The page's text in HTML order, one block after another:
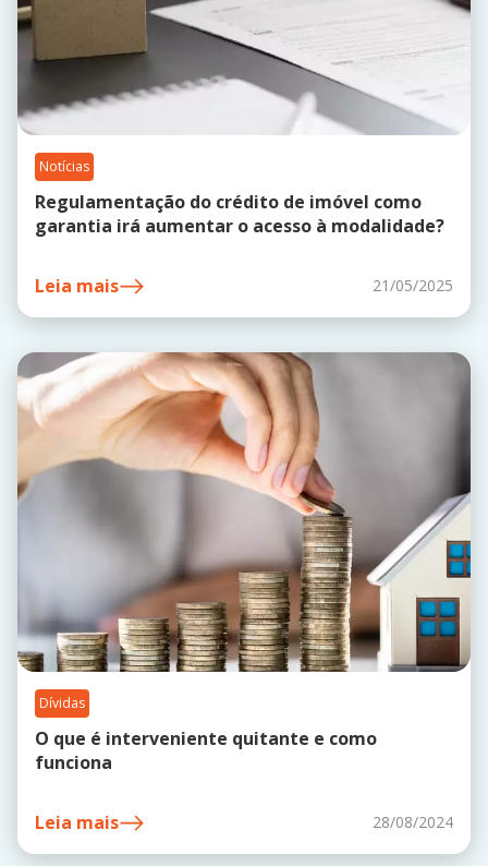
Notícias
Regulamentação do crédito de imóvel como
garantia irá aumentar o acesso à modalidade?
Leia mais 21/05/2025
Dívidas
O que é interveniente quitante e como
funciona
Leia mais 28/08/2024